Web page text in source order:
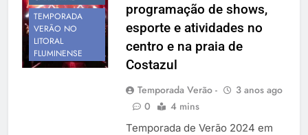
Temporada Verão 2027
TEMPORADA
VERÃO NO
LITORAL
FLUMINENSE
programação de shows,
esporte e atividades no
centro e na praia de
Costazul
Temporada Verão -
3 anos ago
0
4 mins
Temporada de Verão 2024 em